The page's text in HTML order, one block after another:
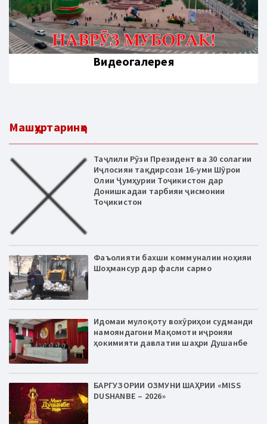
Видеогалерея
Машҳуртаринҳо
Таҷлили Рӯзи Президент ва 30 солагии
Иҷлосияи тақдирсози 16-уми Шӯрои
Олии Ҷумҳурии Тоҷикистон дар
Донишкадаи тарбияи ҷисмонии
Тоҷикистон
Фаъолияти бахши коммуналии ноҳияи
Шоҳмансур дар фасли сармо
Идомаи мулоқоту вохӯриҳои судманди
намояндагони Мақомоти иҷроияи
ҳокимияти давлатии шаҳри Душанбе
БАРГУЗОРИИ ОЗМУНИ ШАҲРИИ «MISS
DUSHANBE – 2026»